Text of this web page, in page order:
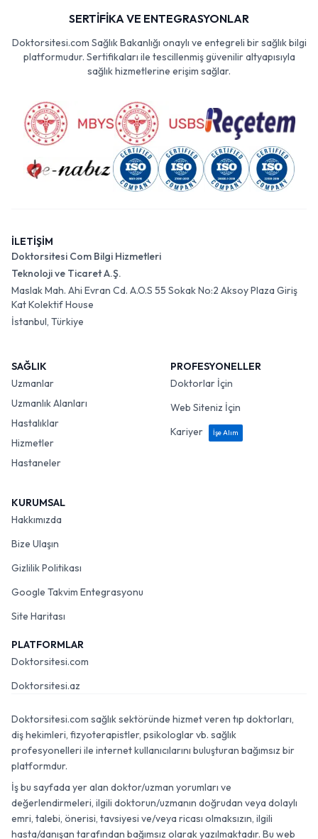
SERTİFİKA VE ENTEGRASYONLAR
Doktorsitesi.com Sağlık Bakanlığı onaylı ve entegreli bir sağlık bilgi
platformudur. Sertifikaları ile tescillenmiş güvenilir altyapısıyla
sağlık hizmetlerine erişim sağlar.
İLETİŞİM
Doktorsitesi Com Bilgi Hizmetleri
Teknoloji ve Ticaret A.Ş.
Maslak Mah. Ahi Evran Cd. A.O.S 55 Sokak No:2 Aksoy Plaza Giriş
Kat Kolektif House
İstanbul, Türkiye
SAĞLIK
Uzmanlar
Uzmanlık Alanları
Hastalıklar
Hizmetler
Hastaneler
PROFESYONELLER
Doktorlar İçin
Web Siteniz İçin
Kariyer
İşe Alım
KURUMSAL
Hakkımızda
Bize Ulaşın
Gizlilik Politikası
Google Takvim Entegrasyonu
Site Haritası
PLATFORMLAR
Doktorsitesi.com
Doktorsitesi.az
Doktorsitesi.com sağlık sektöründe hizmet veren tıp doktorları,
diş hekimleri, fizyoterapistler, psikologlar vb. sağlık
profesyonelleri ile internet kullanıcılarını buluşturan bağımsız bir
platformdur.
İş bu sayfada yer alan doktor/uzman yorumları ve
değerlendirmeleri, ilgili doktorun/uzmanın doğrudan veya dolaylı
emri, talebi, önerisi, tavsiyesi ve/veya ricası olmaksızın, ilgili
hasta/danışan tarafından bağımsız olarak yazılmaktadır. Bu web